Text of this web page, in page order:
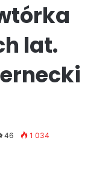
lat.
46 1 034